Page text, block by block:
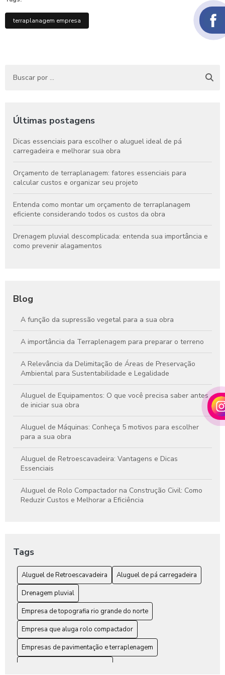
terraplanagem empresa
Últimas postagens
Dicas essenciais para escolher o aluguel ideal de pá
carregadeira e melhorar sua obra
Orçamento de terraplanagem: fatores essenciais para
calcular custos e organizar seu projeto
Entenda como montar um orçamento de terraplanagem
eficiente considerando todos os custos da obra
Drenagem pluvial descomplicada: entenda sua importância e
como prevenir alagamentos
Blog
A função da supressão vegetal para a sua obra
A importância da Terraplenagem para preparar o terreno
A Relevância da Delimitação de Áreas de Preservação
Ambiental para Sustentabilidade e Legalidade
Aluguel de Equipamentos: O que você precisa saber antes
de iniciar sua obra
Aluguel de Máquinas: Conheça 5 motivos para escolher
para a sua obra
Aluguel de Retroescavadeira: Vantagens e Dicas
Essenciais
Aluguel de Rolo Compactador na Construção Civil: Como
Reduzir Custos e Melhorar a Eficiência
Como Calcular Orçamento de Terraplanagem de Forma
Como Elaborar um Orçamento de Terraplanagem Eficiente
para seu Projeto
Como Garantir uma Drenagem Eficiente de Águas Pluviais
para Proteger Sua Propriedade
Dicas essenciais para escolher o aluguel ideal de pá
carregadeira e melhorar sua obra
Tags
Aluguel de Retroescavadeira
Aluguel de pá carregadeira
Drenagem pluvial
Empresa de topografia rio grande do norte
Empresa que aluga rolo compactador
Empresas de pavimentação e terraplenagem